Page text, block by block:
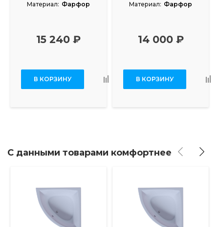
Материал: Фарфор
15 240 ₽
В КОРЗИНУ
Материал: Фарфор
14 000 ₽
В КОРЗИНУ
С данными товарами комфортнее